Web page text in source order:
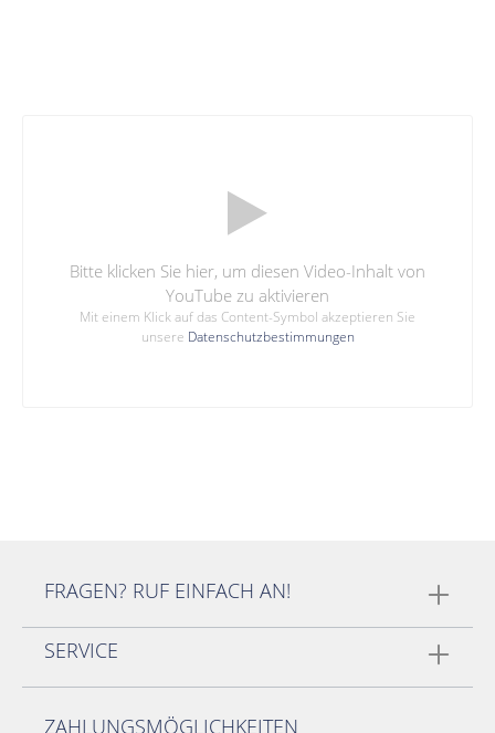
Bitte klicken Sie hier, um diesen Video-Inhalt von
YouTube zu aktivieren
Mit einem Klick auf das Content-Symbol akzeptieren Sie
unsere Datenschutzbestimmungen
FRAGEN? RUF EINFACH AN!
SERVICE
ZAHLUNGSMÖGLICHKEITEN